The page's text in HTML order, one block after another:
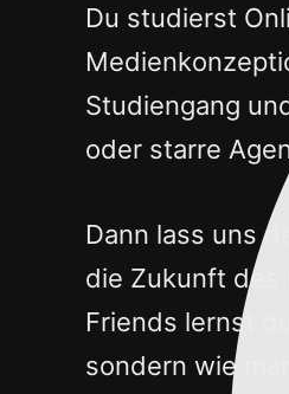
Du studierst
Studiengang
oder starre
Dann lass uns
die Zukunft des
Friends lernst
sondern wie